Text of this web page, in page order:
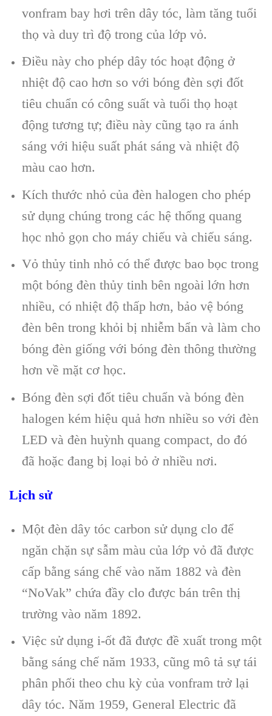
vonfram bay hơi trên dây tóc, làm tăng tuổi
thọ và duy trì độ trong của lớp vỏ.
Điều này cho phép dây tóc hoạt động ở
nhiệt độ cao hơn so với bóng đèn sợi đốt
tiêu chuẩn có công suất và tuổi thọ hoạt
động tương tự; điều này cũng tạo ra ánh
sáng với hiệu suất phát sáng và nhiệt độ
màu cao hơn.
Kích thước nhỏ của đèn halogen cho phép
sử dụng chúng trong các hệ thống quang
học nhỏ gọn cho máy chiếu và chiếu sáng.
Vỏ thủy tinh nhỏ có thể được bao bọc trong
một bóng đèn thủy tinh bên ngoài lớn hơn
nhiều, có nhiệt độ thấp hơn, bảo vệ bóng
đèn bên trong khỏi bị nhiễm bẩn và làm cho
bóng đèn giống với bóng đèn thông thường
hơn về mặt cơ học.
Bóng đèn sợi đốt tiêu chuẩn và bóng đèn
halogen kém hiệu quả hơn nhiều so với đèn
LED và đèn huỳnh quang compact, do đó
đã hoặc đang bị loại bỏ ở nhiều nơi.
Lịch sử
Một đèn dây tóc carbon sử dụng clo để
ngăn chặn sự sẫm màu của lớp vỏ đã được
cấp bằng sáng chế vào năm 1882 và đèn
“NoVak” chứa đầy clo được bán trên thị
trường vào năm 1892.
Việc sử dụng i-ốt đã được đề xuất trong một
bằng sáng chế năm 1933, cũng mô tả sự tái
phân phối theo chu kỳ của vonfram trở lại
dây tóc. Năm 1959, General Electric đã